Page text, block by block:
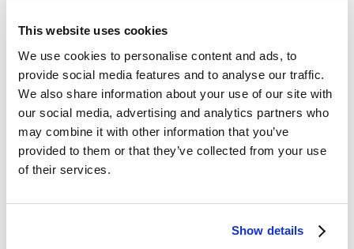
This website uses cookies
We use cookies to personalise content and ads, to
provide social media features and to analyse our traffic.
We also share information about your use of our site with
our social media, advertising and analytics partners who
may combine it with other information that you’ve
provided to them or that they’ve collected from your use
of their services.
Show details
L’altezza del modello è di:1.90 m
DETTAGLI PRODOTTO
HM5500019
- Hackett London
- Patta con tre bottoni
SPEDIZIONE E RESI
Spedizione e restituzione gratuite
Consegna gratuita Click & Collect in negozio in 1-2 giorni